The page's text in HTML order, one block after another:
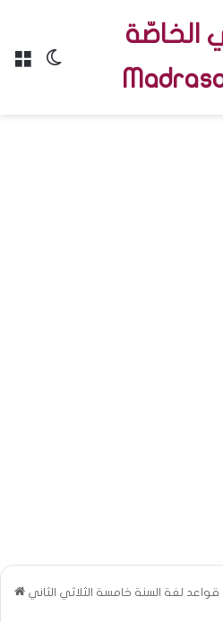
Menu
الخاصّة
قواعد لغة السنة خامسة الثلاثي الثاني